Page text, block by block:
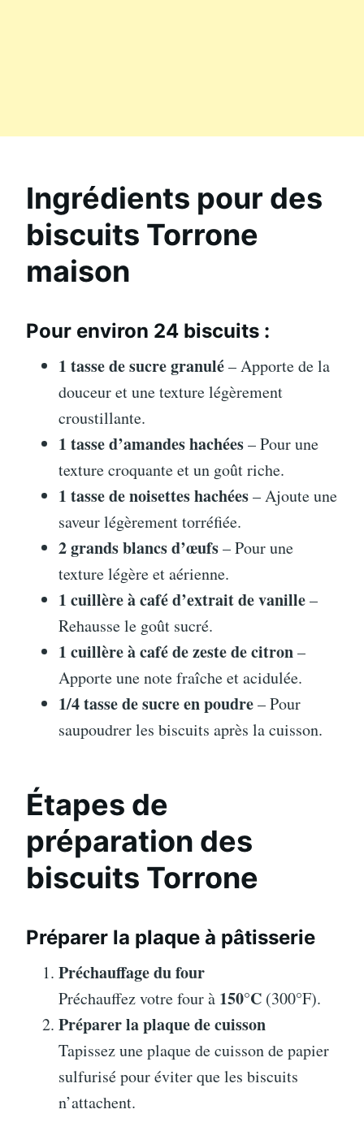
Ingrédients pour des
biscuits Torrone
maison
Pour environ 24 biscuits :
1 tasse de sucre granulé– Apporte de la
douceur et une texture légèrement
croustillante.
1 tasse d’amandes hachées– Pour une
texture croquante et un goût riche.
1 tasse de noisettes hachées– Ajoute une
saveur légèrement torréfiée.
2 grands blancs d’œufs– Pour une
texture légère et aérienne.
1 cuillère à café d’extrait de vanille–
Rehausse le goût sucré.
1 cuillère à café de zeste de citron–
Apporte une note fraîche et acidulée.
1/4 tasse de sucre en poudre– Pour
saupoudrer les biscuits après la cuisson.
Étapes de
préparation des
biscuits Torrone
Préparer la plaque à pâtisserie
Préchauffage du four
Préchauffez votre four à 150°C (300°F).
Préparer la plaque de cuisson
Tapissez une plaque de cuisson de papier
sulfurisé pour éviter que les biscuits
n’attachent.